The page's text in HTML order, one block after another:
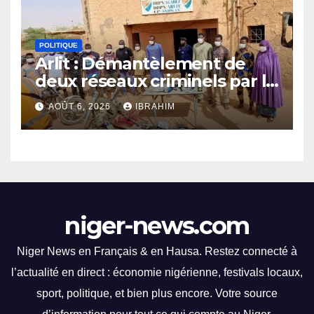
la FENISEQ, qui a organisé un
événement ponctué de
compétitions captivantes.
Les spectateurs ont été
éblouis par des
performances
impressionnantes et des
POLITIQUE
Arlit : Démantèlement de
deux réseaux criminels par la
police d’Akokan
AOÛT 6, 2026 IBRAHIM
niger-news.com
Niger News en Français & en Hausa. Restez connecté à
l’actualité en direct : économie nigérienne, festivals locaux,
sport, politique, et bien plus encore. Votre source